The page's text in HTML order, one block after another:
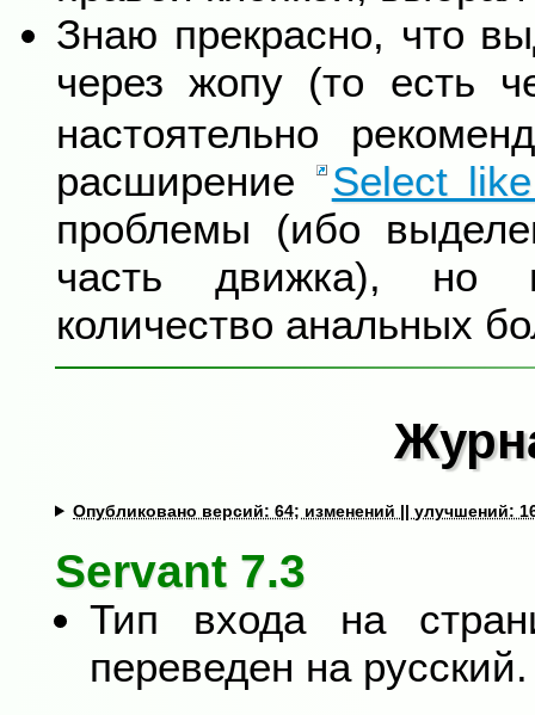
Знаю прекрасно, что
через жопу (то есть
настоятельно
расширение
Select
проблемы (ибо
часть движка), но
количество анальных
Опубликовано версий: 64; изменений || улучшений:
Servant 7.3
Тип входа на
переведен на